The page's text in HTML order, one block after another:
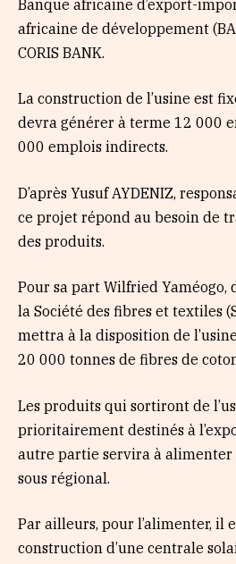
Banque africaine d’export-
africaine de développement
CORIS BANK.
La construction de l’usine est
devra générer à terme 12 000
000 emplois indirects.
D’après Yusuf AYDENIZ,
ce projet répond au besoin de
des produits.
Pour sa part Wilfried
la Société des fibres et textiles
mettra à la disposition de
20 000 tonnes de fibres de
Les produits qui sortiront de
prioritairement destinés à
autre partie servira à alimenter
sous régional.
Par ailleurs, pour l’alimenter, il
construction d’une centrale